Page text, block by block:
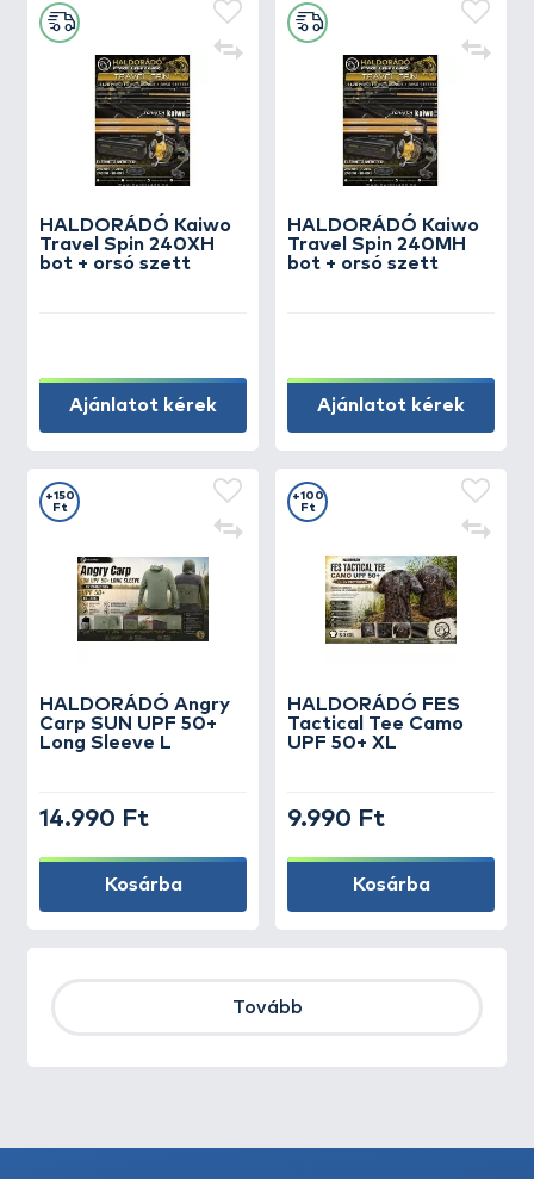
HALDORÁDÓ Kaiwo
Travel Spin 240XH
bot + orsó szett
Ajánlatot kérek
HALDORÁDÓ Kaiwo
Travel Spin 240MH
bot + orsó szett
Ajánlatot kérek
HALDORÁDÓ Angry
Carp SUN UPF 50+
Long Sleeve L
+150
Ft
14.990 Ft
Kosárba
HALDORÁDÓ FES
Tactical Tee Camo
UPF 50+ XL
+100
Ft
9.990 Ft
Kosárba
Tovább